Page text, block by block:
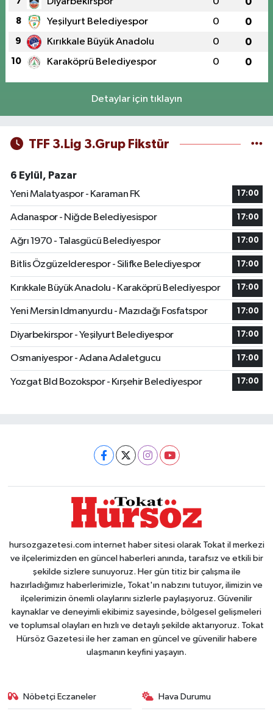
8 Yeşilyurt Belediyespor 0 0
9 Kırıkkale Büyük Anadolu 0 0
10 Karaköprü Belediyespor 0 0
Detaylar için tıklayın
TFF 3.Lig 3.Grup Fikstür
6 Eylül, Pazar
Yeni Malatyaspor - Karaman FK
17:00
Adanaspor - Niğde Belediyesispor 17:00
Ağrı 1970 - Talasgücü Belediyespor 17:00
Bitlis Özgüzelderespor - Silifke Belediyespor 17:00
Kırıkkale Büyük Anadolu - Karaköprü Belediyespor 17:00
Yeni Mersin Idmanyurdu - Mazıdağı Fosfatspor 17:00
Diyarbekirspor - Yeşilyurt Belediyespor 17:00
Osmaniyespor - Adana Adaletgucu 17:00
Yozgat Bld Bozokspor - Kırşehir Belediyespor 17:00
hursozgazetesi.com internet haber sitesi olarak Tokat il merkezi
ve ilçelerimizden en güncel haberleri anında, tarafsız ve etkili bir
şekilde sizlere sunuyoruz. Her gün titiz bir çalışma ile
hazırladığımız haberlerimizle, Tokat'ın nabzını tutuyor, ilimizin ve
ilçelerimizin önemli olaylarını sizlerle paylaşıyoruz. Güvenilir
kaynaklar ve deneyimli ekibimiz sayesinde, bölgesel gelişmeleri
ve toplumsal olayları en hızlı ve detaylı şekilde aktarıyoruz. Tokat
Hürsöz Gazetesi ile her zaman en güncel ve güvenilir habere
ulaşmanın keyfini yaşayın.
Nöbetçi Eczaneler Hava Durumu